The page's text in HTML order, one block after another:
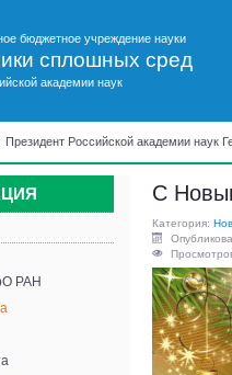
бюджетное учреждение науки
сплошных сред
академии наук
Президент Российской академии наук
РАН
С
Категория: